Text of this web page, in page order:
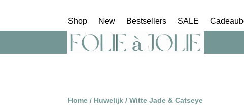
Shop New Bestsellers SALE
Home / Huwelijk / Witte Jade & Catseye